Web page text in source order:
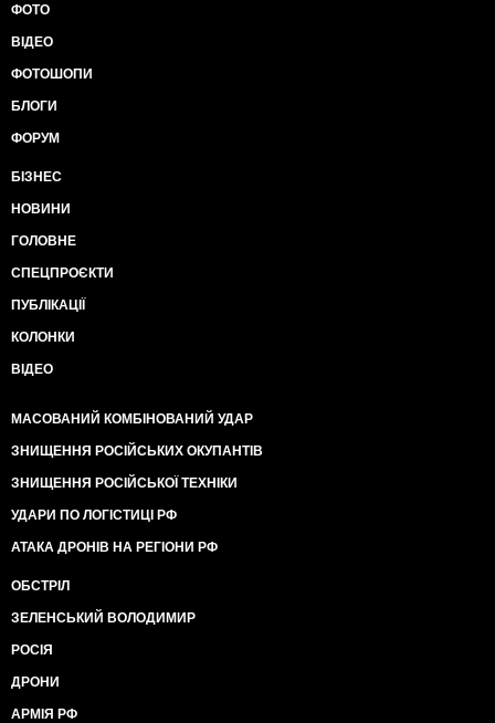
ФОТО
ВІДЕО
ФОТОШОПИ
БЛОГИ
ФОРУМ
БІЗНЕС
НОВИНИ
ГОЛОВНЕ
СПЕЦПРОЄКТИ
ПУБЛІКАЦІЇ
КОЛОНКИ
ВІДЕО
МАСОВАНИЙ КОМБІНОВАНИЙ УДАР
ЗНИЩЕННЯ РОСІЙСЬКИХ ОКУПАНТІВ
ЗНИЩЕННЯ РОСІЙСЬКОЇ ТЕХНІКИ
УДАРИ ПО ЛОГІСТИЦІ РФ
АТАКА ДРОНІВ НА РЕГІОНИ РФ
ОБСТРІЛ
ЗЕЛЕНСЬКИЙ ВОЛОДИМИР
РОСІЯ
ДРОНИ
АРМІЯ РФ